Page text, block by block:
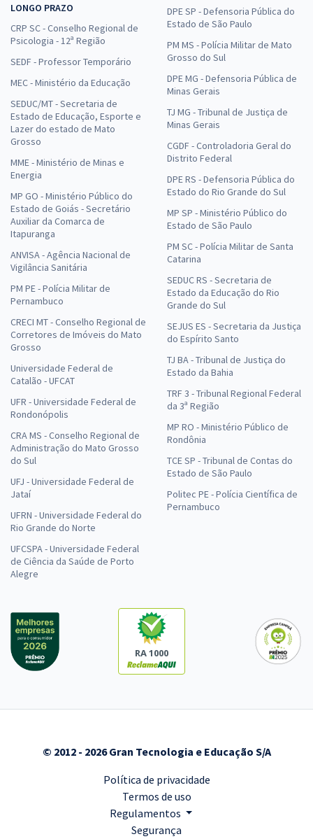
LONGO PRAZO
CRP SC - Conselho Regional de
Psicologia - 12ª Região
SEDF - Professor Temporário
MEC - Ministério da Educação
SEDUC/MT - Secretaria de
Estado de Educação, Esporte e
Lazer do estado de Mato
Grosso
MME - Ministério de Minas e
Energia
MP GO - Ministério Público do
Estado de Goiás - Secretário
Auxiliar da Comarca de
Itapuranga
ANVISA - Agência Nacional de
Vigilância Sanitária
PM PE - Polícia Militar de
Pernambuco
CRECI MT - Conselho Regional de
Corretores de Imóveis do Mato
Grosso
Universidade Federal de
Catalão - UFCAT
UFR - Universidade Federal de
Rondonópolis
CRA MS - Conselho Regional de
Administração do Mato Grosso
do Sul
UFJ - Universidade Federal de
Jataí
UFRN - Universidade Federal do
Rio Grande do Norte
UFCSPA - Universidade Federal
de Ciência da Saúde de Porto
Alegre
DPE SP - Defensoria Pública do
Estado de São Paulo
PM MS - Polícia Militar de Mato
Grosso do Sul
DPE MG - Defensoria Pública de
Minas Gerais
TJ MG - Tribunal de Justiça de
Minas Gerais
CGDF - Controladoria Geral do
Distrito Federal
DPE RS - Defensoria Pública do
Estado do Rio Grande do Sul
MP SP - Ministério Público do
Estado de São Paulo
PM SC - Polícia Militar de Santa
Catarina
SEDUC RS - Secretaria de
Estado da Educação do Rio
Grande do Sul
SEJUS ES - Secretaria da Justiça
do Espírito Santo
TJ BA - Tribunal de Justiça do
Estado da Bahia
TRF 3 - Tribunal Regional Federal
da 3ª Região
MP RO - Ministério Público de
Rondônia
TCE SP - Tribunal de Contas do
Estado de São Paulo
Politec PE - Polícia Científica de
Pernambuco
RA 1000
© 2012 - 2026 Gran Tecnologia e Educação S/A
Política de privacidade
Termos de uso
Regulamentos
Segurança